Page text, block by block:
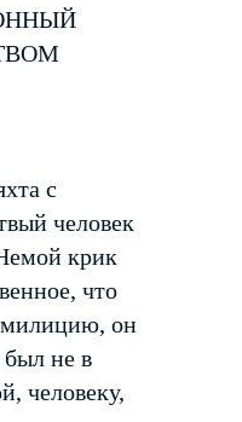
с
человек
крик
что
милицию, он
не в
человеку,